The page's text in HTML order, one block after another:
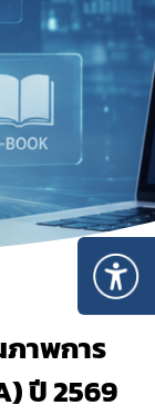
าพการ
ปี 2569